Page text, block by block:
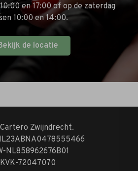
en 17:00 of op de zaterdag
10:00 en 14:00.
de locatie
Zwijndrecht.
NL858962676B01
KVK-72047070